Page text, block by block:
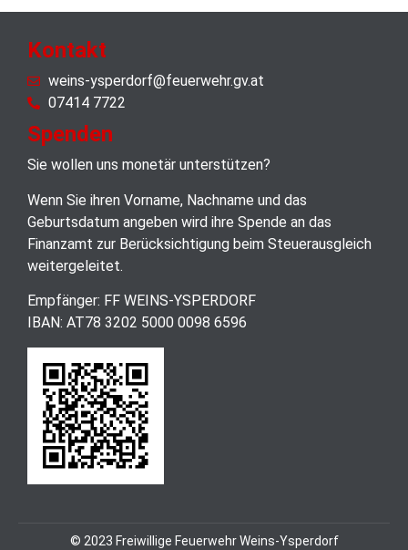
Kontakt
weins-ysperdorf@feuerwehr.gv.at
07414 7722
Spenden
Sie wollen uns monetär unterstützen?
Wenn Sie ihren Vorname, Nachname und das
Geburtsdatum angeben wird ihre Spende an das
Finanzamt zur Berücksichtigung beim Steuerausgleich
weitergeleitet.
Empfänger: FF WEINS-YSPERDORF
IBAN: AT78 3202 5000 0098 6596
© 2023 Freiwillige Feuerwehr Weins-Ysperdorf